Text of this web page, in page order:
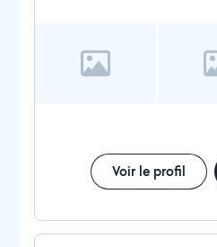
Voir le profil